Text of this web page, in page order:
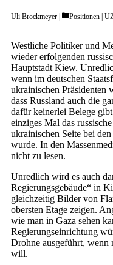
Uli Brockmeyer Categories
Positionen
Westliche Politiker und
wieder erfolgenden
Hauptstadt Kiew.
wenn im deutschen
ukrainischen Präsidenten
dass Russland auch die
dafür keinerlei Belege
einziges Mal das
ukrainischen Seite bei
wurde. In den
nicht zu lesen.
Unredlich wird es auch
Regierungsgebäude“ in
gleichzeitig Bilder von
obersten Etage zeigen.
wie man in Gaza sehen
Regierungseinrichtung
Drohne ausgeführt,
will.